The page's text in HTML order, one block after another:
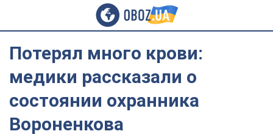
Потерял много крови:
медики рассказали о
состоянии охранника
Вороненкова